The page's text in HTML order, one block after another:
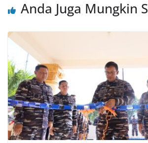
Anda Juga Mungkin